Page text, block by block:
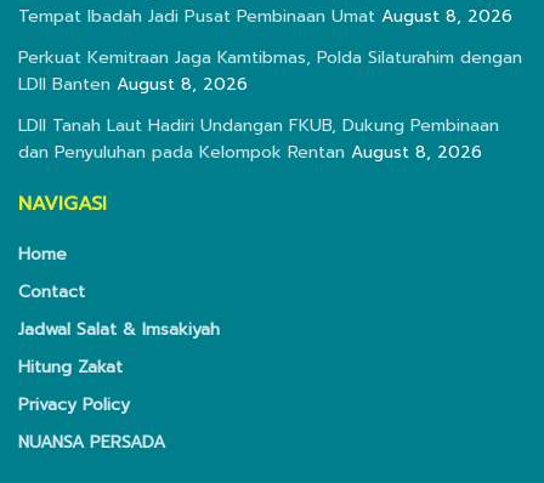
Tempat Ibadah Jadi Pusat Pembinaan Umat August 8, 2026
Perkuat Kemitraan Jaga Kamtibmas, Polda Silaturahim dengan
LDII Banten August 8, 2026
LDII Tanah Laut Hadiri Undangan FKUB, Dukung Pembinaan
dan Penyuluhan pada Kelompok Rentan August 8, 2026
NAVIGASI
Home
Contact
Jadwal Salat & Imsakiyah
Hitung Zakat
Privacy Policy
NUANSA PERSADA